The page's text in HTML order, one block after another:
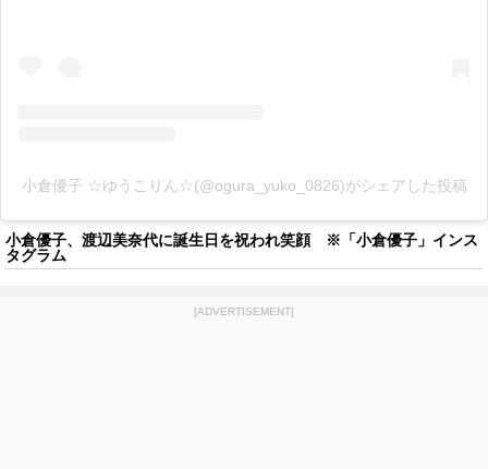
小倉優子 ☆ゆうこりん☆(@ogura_yuko_0826)がシェアした投稿
小倉優子、渡辺美奈代に誕生日を祝われ笑顔 ※「小倉優子」インス
タグラム
[ADVERTISEMENT]